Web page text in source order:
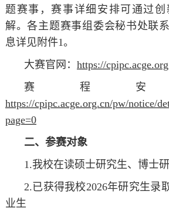
题赛事，赛事详细安排可通过
解。各主题赛事组委会秘书处联
息详见附件1。
大赛官网： https://
赛程安
https://cpipc.acge.org.cn/pw/notice/
page=0
二、参赛对象
1.我校在读硕士研究生、博士
2.已获得我校2026年研究生录
业生